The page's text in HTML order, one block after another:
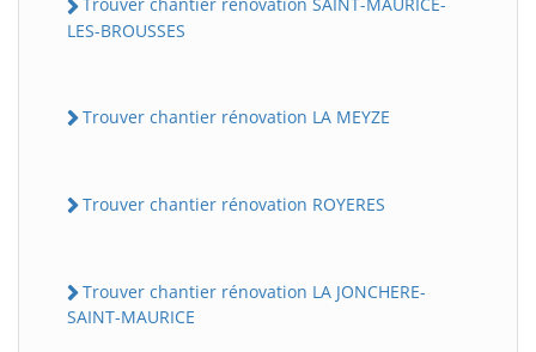
LES-BROUSSES
Trouver chantier rénovation LA MEYZE
Trouver chantier rénovation ROYERES
Trouver chantier rénovation LA JONCHERE-
SAINT-MAURICE